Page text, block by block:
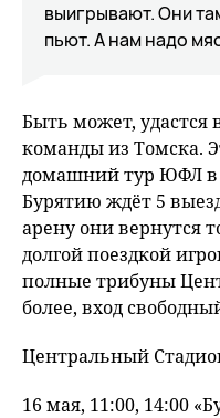
выигрывают. Они
пьют. А нам надо
Быть может, удастся
команды из Томска.
домашний тур ЮФЛ в
Бурятию ждёт 5
арену они вернутся
долгой поездкой
полные трибуны
более, вход
Центральный
16 мая, 11:00, 14:00